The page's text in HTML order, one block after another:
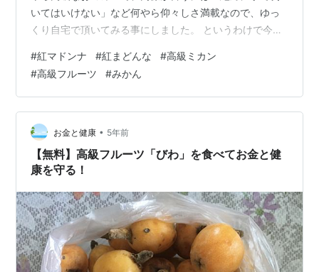
いてはいけない」など何やら仰々しさ満載なので、ゆっ
くり自宅で頂いてみる事にしました。 というわけで今回
感想と上手な食べ方」をご紹介してみたいと思います。
「紅まどんな」ってどんなみかん？ 出展：
https://agri.mynavi.jp/2020_08_02_126323/ 高級みかん
の「紅まどんな」は「南香」と「天草」という品種の交
配種で、2005年に品種登録された比較的新しい柑橘類で
す。 「…
#紅マドンナ #紅まどんな #高級ミカン
#高級フルーツ #みかん
お金と健康 • 5年前
【無料】高級フルーツ「びわ」を食べてお金と健
康を守る！